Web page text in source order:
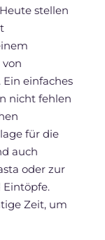
stellen
einfaches
nicht fehlen
für die
auch
oder zur
Zeit, um